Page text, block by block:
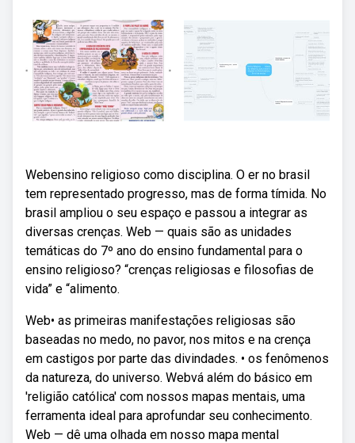
Webensino religioso como disciplina. O er no brasil
tem representado progresso, mas de forma tímida. No
brasil ampliou o seu espaço e passou a integrar as
diversas crenças. Web — quais são as unidades
temáticas do 7º ano do ensino fundamental para o
ensino religioso? “crenças religiosas e filosofias de
vida” e “alimento.
Web• as primeiras manifestações religiosas são
baseadas no medo, no pavor, nos mitos e na crença
em castigos por parte das divindades. • os fenômenos
da natureza, do universo. Webvá além do básico em
'religião católica' com nossos mapas mentais, uma
ferramenta ideal para aprofundar seu conhecimento.
Web — dê uma olhada em nosso mapa mental